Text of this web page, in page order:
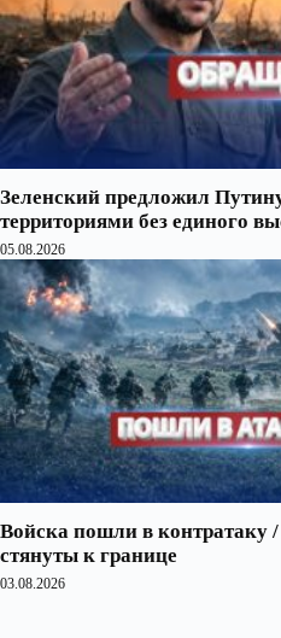
Зеленский предложил
территориями без единого
05.08.2026
Войска пошли в контратаку
стянуты к границе
03.08.2026